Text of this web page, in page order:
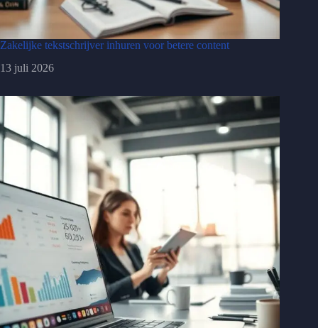
Zakelijke tekstschrijver inhuren voor betere content
13 juli 2026